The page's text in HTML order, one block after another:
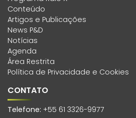
Conteúdo
Artigos e Publicações
News P&D
Notícias
Agenda
Área Restrita
Política de Privacidade e Cookies
CONTATO
Telefone: +55 61 3326-9977